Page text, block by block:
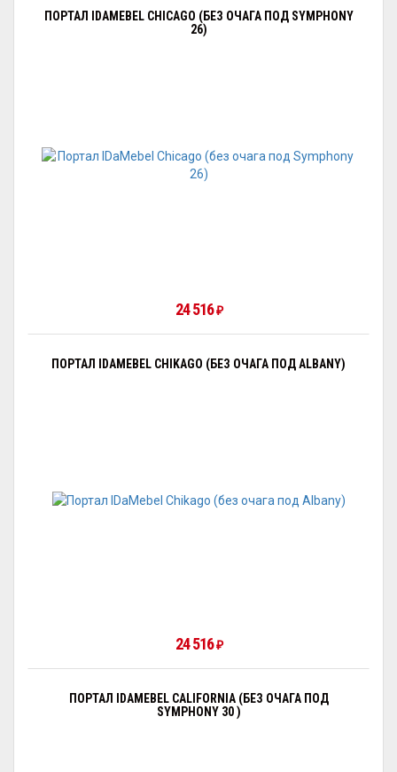
ПОРТАЛ IDAMEBEL CHICAGO (БЕЗ ОЧАГА ПОД SYMPHONY
26)
24 516₽
ПОРТАЛ IDAMEBEL CHIKAGO (БЕЗ ОЧАГА ПОД ALBANY)
24 516₽
ПОРТАЛ IDAMEBEL CALIFORNIA (БЕЗ ОЧАГА ПОД
SYMPHONY 30 )